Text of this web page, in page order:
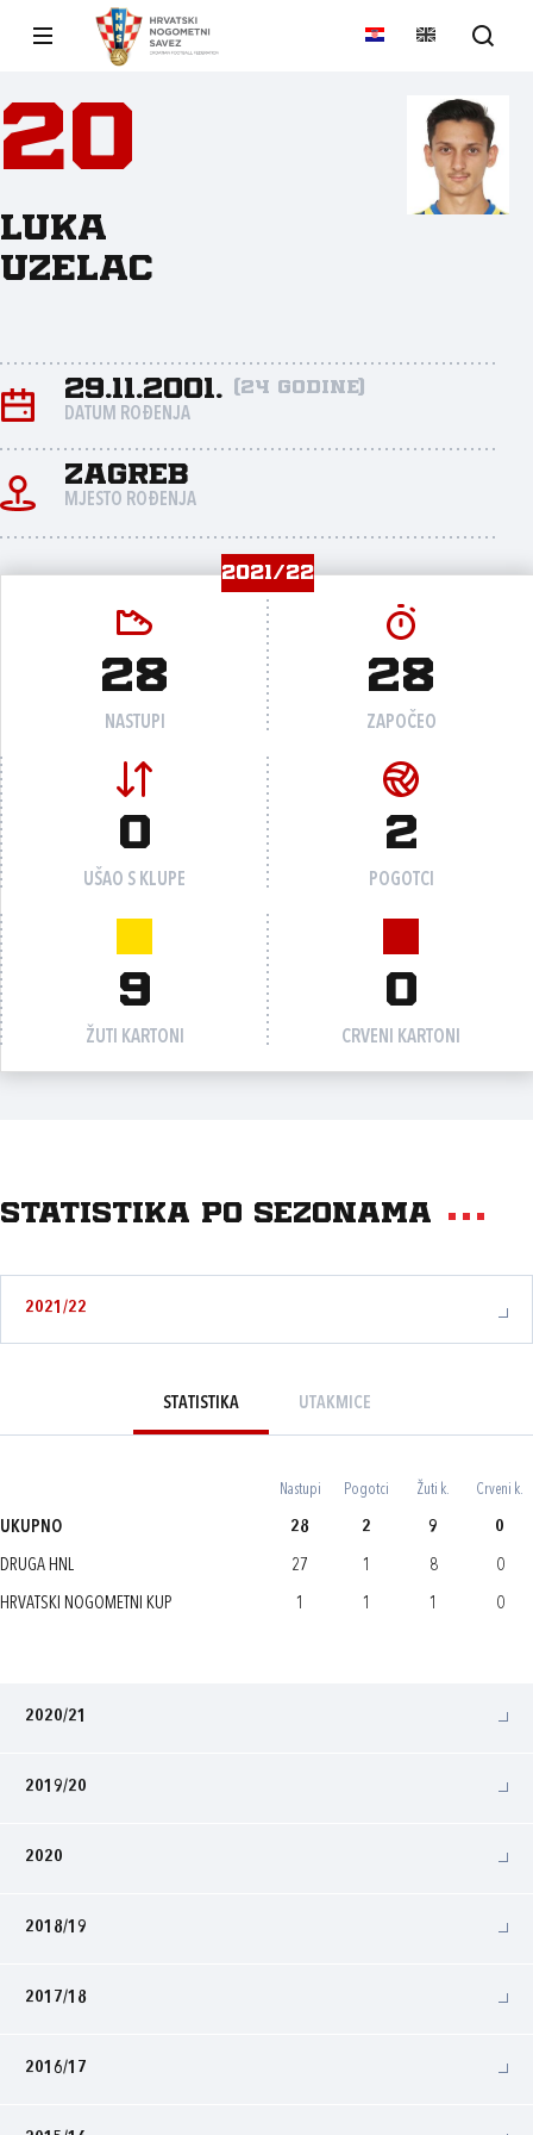
20
Luka
Uzelac
29.11.2001. (24 godine)
DATUM ROĐENJA
Zagreb
MJESTO ROĐENJA
2021/22
28
NASTUPI
28
ZAPOČEO
0
UŠAO S KLUPE
2
POGOTCI
9
ŽUTI KARTONI
0
CRVENI KARTONI
Statistika po sezonama
2021/22
STATISTIKA UTAKMICE
Nastupi Pogotci Žuti k. Crveni k.
UKUPNO 28 2 9 0
DRUGA HNL 27 1 8 0
HRVATSKI NOGOMETNI KUP 1 1 1 0
2020/21
2019/20
2020
2018/19
2017/18
2016/17